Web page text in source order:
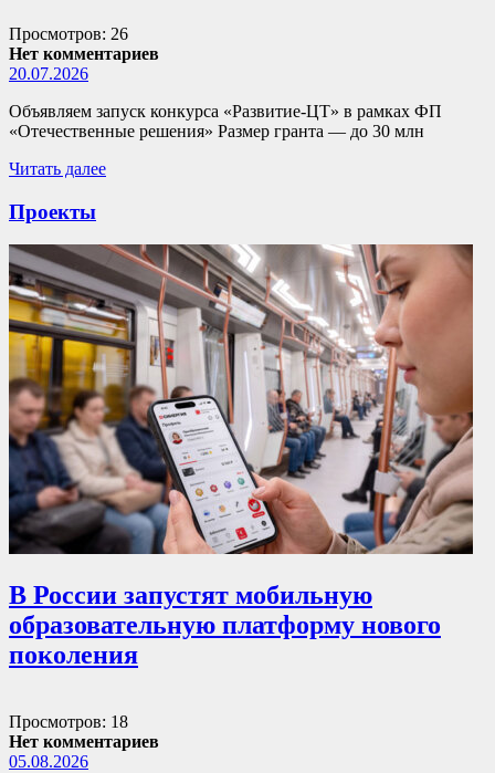
Просмотров: 26
Нет комментариев
20.07.2026
Объявляем запуск конкурса «Развитие-ЦТ» в рамках ФП
«Отечественные решения» Размер гранта — до 30 млн
Читать далее
Проекты
В России запустят мобильную
образовательную платформу нового
поколения
Просмотров: 18
Нет комментариев
05.08.2026